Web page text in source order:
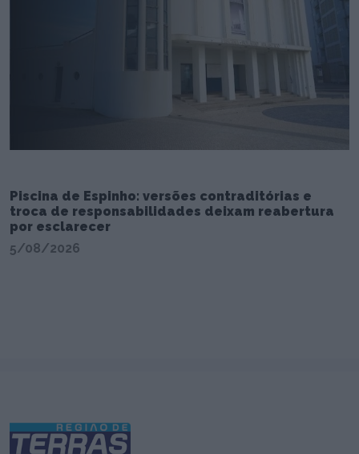
Piscina de Espinho: versões contraditórias e
troca de responsabilidades deixam reabertura
por esclarecer
5/08/2026